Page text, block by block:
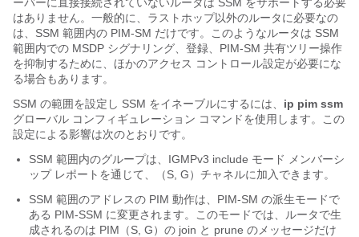
はありません。一般的に、ラストホップ以外のルータに必要なの
は、SSM 範囲内の PIM-SM だけです。このようなルータは SSM
範囲内での MSDP シグナリング、登録、PIM-SM 共有ツリー操作
を抑制するために、ほかのアクセス コントロール設定が必要にな
る場合もあります。
SSM の範囲を設定し SSM をイネーブルにするには、 ip pim ssm
グローバル コンフィギュレーション コマンドを使用します。この
設定による影響は次のとおりです。
SSM 範囲内のグループは、IGMPv3 include モード メンバーシ
ップ レポートを通じて、（S, G）チャネルに加入できます。
SSM 範囲のアドレスの PIM 動作は、PIM-SM の派生モードで
ある PIM-SSM に変更されます。このモードでは、ルータで生
成されるのは PIM（S, G）の join と prune のメッセージだけ